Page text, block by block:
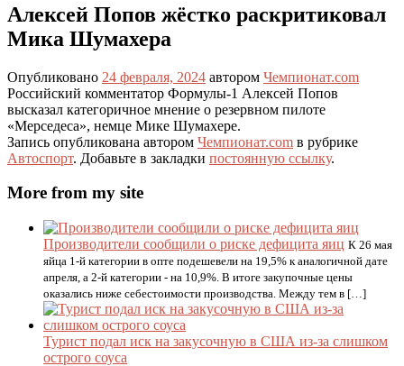
Алексей Попов жёстко раскритиковал
Мика Шумахера
Опубликовано 24 февраля, 2024 автором Чемпионат.com
Российский комментатор Формулы-1 Алексей Попов
высказал категоричное мнение о резервном пилоте
«Мерседеса», немце Мике Шумахере.
Запись опубликована автором Чемпионат.com в рубрике
Автоспорт. Добавьте в закладки постоянную ссылку.
More from my site
Производители сообщили о риске дефицита яиц К 26 мая
яйца 1-й категории в опте подешевели на 19,5% к аналогичной дате
апреля, а 2-й категории - на 10,9%. В итоге закупочные цены
оказались ниже себестоимости производства. Между тем в […]
Турист подал иск на закусочную в США из-за слишком
острого соуса